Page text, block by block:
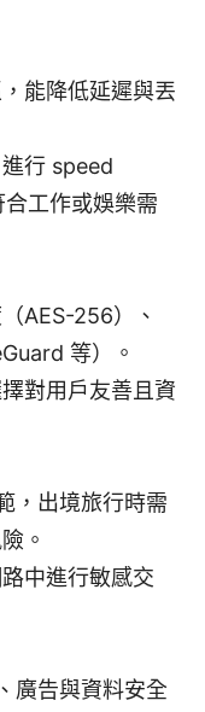
能降低延遲與丟
行 speed
工作或娛樂需
AES-256）、
等）。
對用戶友善且資
，出境旅行時需
。
中進行敏感交
廣告與資料安全